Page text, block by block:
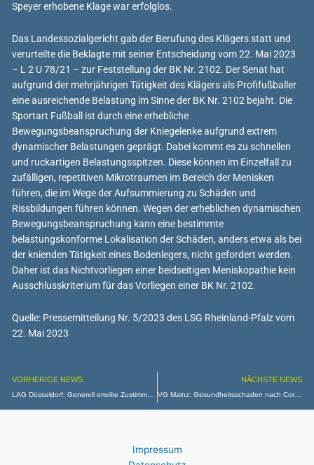
Speyer erhobene Klage war erfolglos.
Das Landessozialgericht gab der Berufung des Klägers statt und
verurteilte die Beklagte mit seiner Entscheidung vom 22. Mai 2023
– L 2 U 78/21 – zur Feststellung der BK Nr. 2102. Der Senat hat
aufgrund der mehrjährigen Tätigkeit des Klägers als Profifußballer
eine ausreichende Belastung im Sinne der BK Nr. 2102 bejaht. Die
Sportart Fußball ist durch eine erhebliche
Bewegungsbeanspruchung der Kniegelenke aufgrund extrem
dynamischer Belastungen geprägt. Dabei kommt es zu schnellen
und ruckartigen Belastungsspitzen. Diese können im Einzelfall zu
zufälligen, repetitiven Mikrotraumen im Bereich der Menisken
führen, die im Wege der Aufsummierung zu Schäden und
Rissbildungen führen können. Wegen der erheblichen dynamischen
Bewegungsbeanspruchung kann eine bestimmte
belastungskonforme Lokalisation der Schäden, anders etwa als bei
der knienden Tätigkeit eines Bodenlegers, nicht gefordert werden.
Daher ist das Nichtvorliegen einer beidseitigen Meniskopathie kein
Ausschlusskriterium für das Vorliegen einer BK Nr. 2102.
Quelle: Pressemitteilung Nr. 5/2023 des LSG Rheinland-Pfalz vom
22. Mai 2023
VORHERIGE NEWS
LAG Düsseldorf: Generell erteilte Zustimmung der Gleichstellungsbeauftragten zur Befristung des Arbeitsvertrags einer Lehrkraft ausreichend
NÄCHSTE NEWS
VG Mainz: Gesundheitsschaden nach Corona-Impfung kein Dienstunfall
Impressum